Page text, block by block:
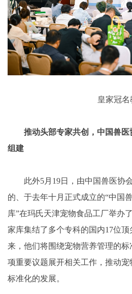
皇家冠名
推动头部专家共创，中国兽
组建
此外5月19日，由中国兽医协
的、于去年十月正式成立的“中国
库”在玛氏天津宠物食品工厂举办
家库集结了多个专科的国内17位
来，他们将围绕宠物营养管理的
项重要议题展开相关工作，推动宠
标准化的发展。